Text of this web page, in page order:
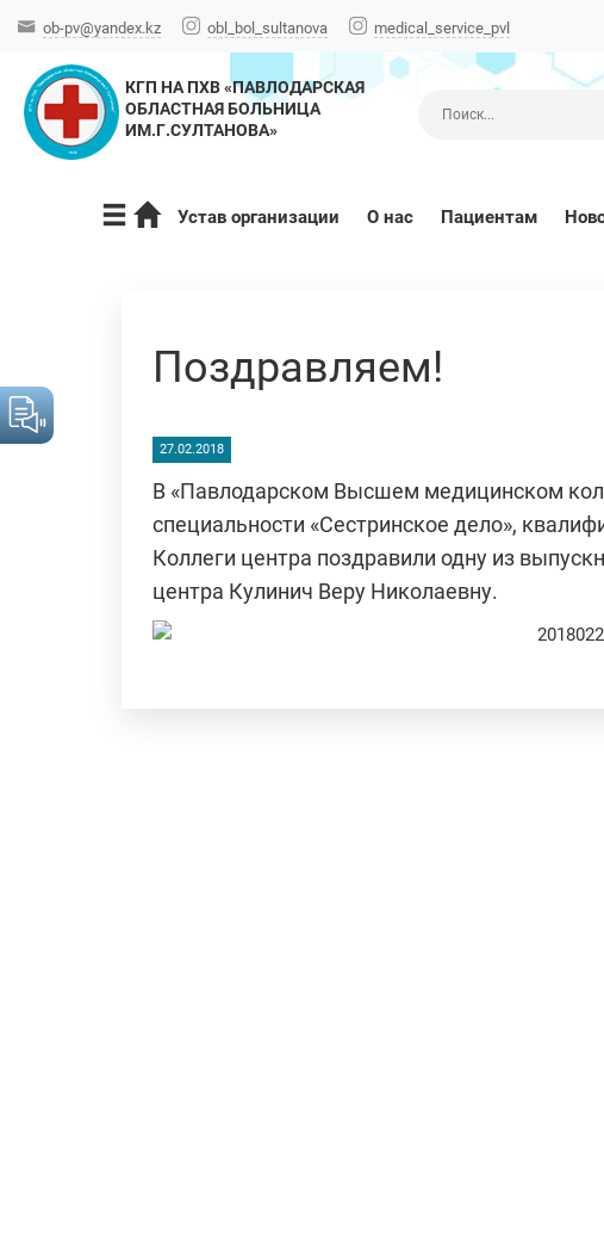
ob-pv@yandex.kz obl_bol_sultanova medical_service_pvl
КГП НА ПХВ «ПАВЛОДАРСКАЯ
ОБЛАСТНАЯ БОЛЬНИЦА
ИМ.Г.СУЛТАНОВА»
Устав организации О нас Пациентам
Поздравляем!
27.02.2018
В «Павлодарском Высшем медицинском
специальности «Сестринское дело»,
Коллеги центра поздравили одну из
центра Кулинич Веру Николаевну.